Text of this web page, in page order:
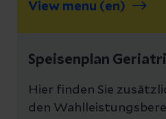
View menu (en)
Speisenplan
Hier finden Sie
den